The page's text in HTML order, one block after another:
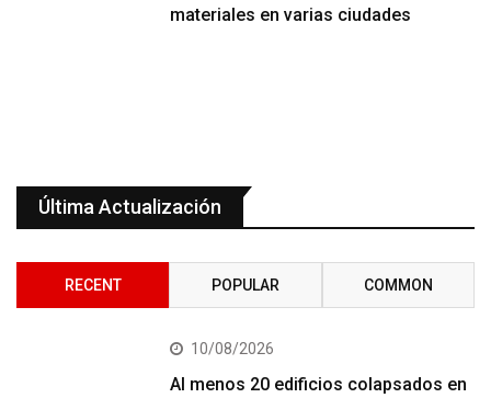
materiales en varias ciudades
Última Actualización
RECENT POPULAR COMMON
10/08/2026
Al menos 20 edificios colapsados en